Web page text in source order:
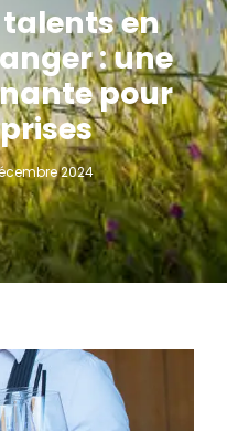
en
: une
pour
2024